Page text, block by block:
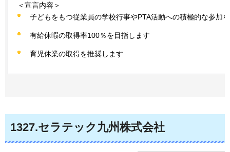
＜宣言内容＞
子どもをもつ従業員の学校行事やPTA活動への積極的な参加
有給休暇の取得率100％を目指します
育児休業の取得を推奨します
1327.セラテック九州株式会社